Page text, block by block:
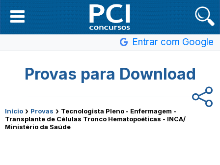
Entrar com Google
Provas para Download
Início › Provas › Tecnologista Pleno - Enfermagem -
Transplante de Células Tronco Hematopoéticas - INCA/
Ministério da Saúde